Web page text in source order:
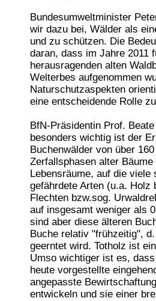
Bundesumweltminister
wir dazu bei, Wälder als
und zu schützen. Die
daran, dass im Jahre 2011
herausragenden alten
Welterbes aufgenommen
Naturschutzaspekten
eine entscheidende Rolle
BfN-Präsidentin Prof.
besonders wichtig ist der
Buchenwälder von über
Zerfallsphasen alter
Lebensräume, auf die viele
gefährdete Arten (u.a. Holz
Flechten bzw.sog.
auf insgesamt weniger als
sind aber diese älteren
Buche relativ "frühzeitig",
geerntet wird. Totholz ist
Umso wichtiger ist es,
heute vorgestellte
angepasste
entwickeln und sie einer